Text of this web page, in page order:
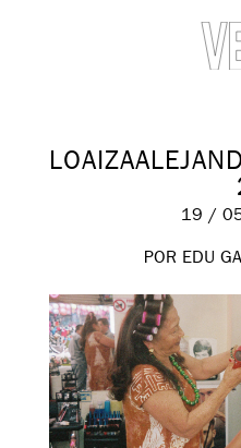
19 /
POR EDU